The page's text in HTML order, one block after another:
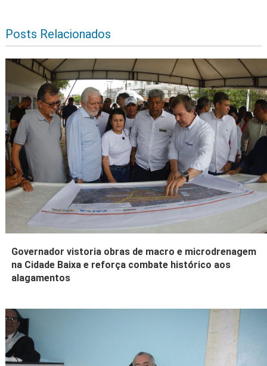
Posts Relacionados
Governador vistoria obras de macro e microdrenagem
na Cidade Baixa e reforça combate histórico aos
alagamentos